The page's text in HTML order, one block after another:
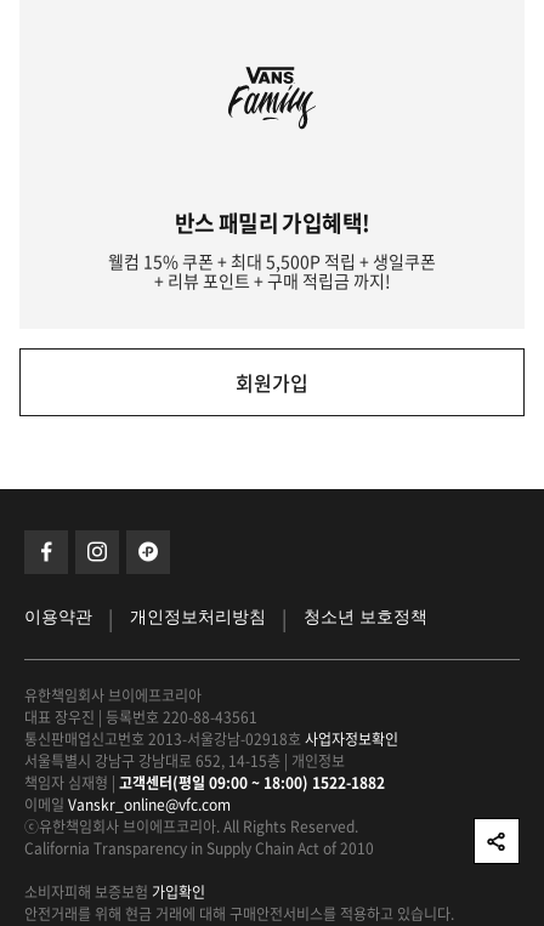
반스 패밀리 가입혜택!
웰컴 15% 쿠폰 + 최대 5,500P 적립 + 생일쿠폰
+ 리뷰 포인트 + 구매 적립금 까지!
회원가입
이용약관 | 개인정보처리방침 | 청소년 보호정책
유한책임회사 브이에프코리아
대표 장우진 | 등록번호 220-88-43561
통신판매업신고번호 2013-서울강남-02918호 사업자정보확인
서울특별시 강남구 강남대로 652, 14-15층 | 개인정보
책임자 심재형 | 고객센터(평일 09:00 ~ 18:00) 1522-1882
이메일 Vanskr_online@vfc.com
ⓒ유한책임회사 브이에프코리아. All Rights Reserved.
California Transparency in Supply Chain Act of 2010
소비자피해 보증보험 가입확인
안전거래를 위해 현금 거래에 대해 구매안전서비스를 적용하고 있습니다.